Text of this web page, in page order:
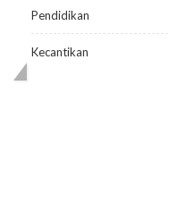
Pendidikan
Kecantikan